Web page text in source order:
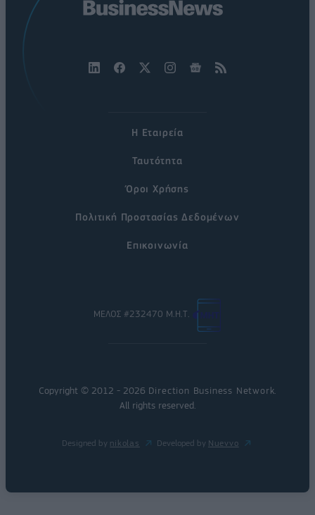
Η Εταιρεία
Ταυτότητα
Όροι Χρήσης
Πολιτική Προστασίας Δεδομένων
Επικοινωνία
ΜΕΛΟΣ #232470 Μ.Η.Τ.
Copyright © 2012 - 2026 Direction Business Network
All rights reserved.
Designed by nikolas Developed by Nuevvo